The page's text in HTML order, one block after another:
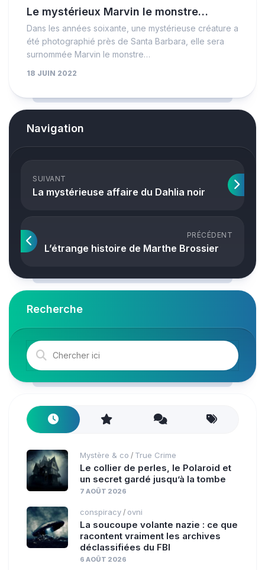
Le mystérieux Marvin le monstre…
Dans les années soixante, une mystérieuse créature a
été photographié près de Santa Barbara, elle sera
surnommée Marvin le monstre…
18 JUIN 2022
Navigation
SUIVANT
La mystérieuse affaire du Dahlia noir
PRÉCÉDENT
L’étrange histoire de Marthe Brossier
Recherche
Mystère & co / True Crime
Le collier de perles, le Polaroid et
un secret gardé jusqu’à la tombe
7 AOÛT 2026
conspiracy / ovni
La soucoupe volante nazie : ce que
racontent vraiment les archives
déclassifiées du FBI
6 AOÛT 2026